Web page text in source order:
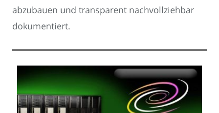
abzubauen und transparent nachvollziehbar
dokumentiert.